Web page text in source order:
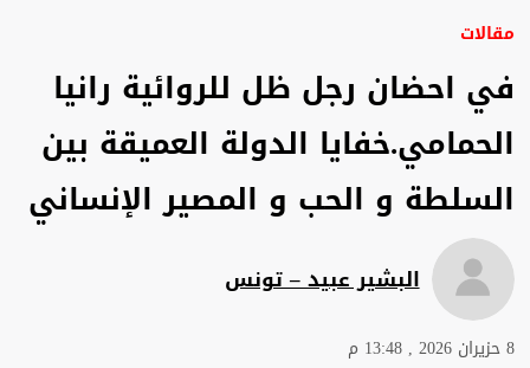
مقالات
في احضان رجل ظل للروائية رانيا
الحمامي.خفايا الدولة العميقة بين
السلطة و الحب و المصير الإنساني
البشير عبيد – تونس
8 حزيران 2026 , 13:48 م